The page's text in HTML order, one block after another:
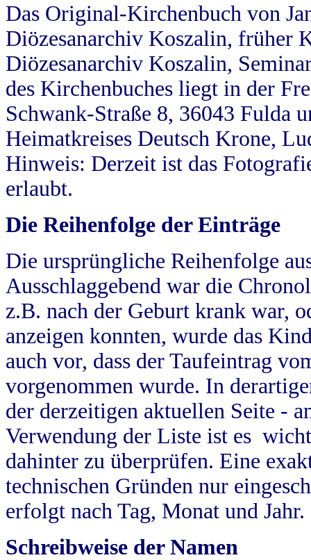
Das Original-Kirchenbuch von
Diözesanarchiv Koszalin, früher
Diözesanarchiv Koszalin,
des Kirchenbuches liegt in der
Schwank-Straße 8, 36043 Fulda
Heimatkreises Deutsch Krone,
Hinweis: Derzeit ist das
erlaubt.
Die Reihenfolge der Einträge
Die ursprüngliche Reihenfolge
Ausschlaggebend war die
z.B. nach der Geburt krank war,
anzeigen konnten, wurde das
auch vor, dass der Taufeintrag
vorgenommen wurde. In
der derzeitigen aktuellen Seite -
Verwendung der Liste ist es
dahinter zu überprüfen. Eine
technischen Gründen nur
erfolgt nach Tag, Monat und Jahr.
Schreibweise der Namen